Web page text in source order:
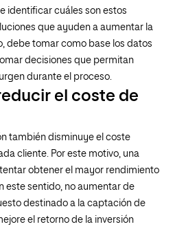
identificar cuáles son estos
que ayuden a aumentar la
debe tomar como base los datos
decisiones que permitan
durante el proceso.
el coste de
también disminuye el coste
cliente. Por este motivo, una
obtener el mayor rendimiento
este sentido, no aumentar de
destinado a la captación de
el retorno de la inversión